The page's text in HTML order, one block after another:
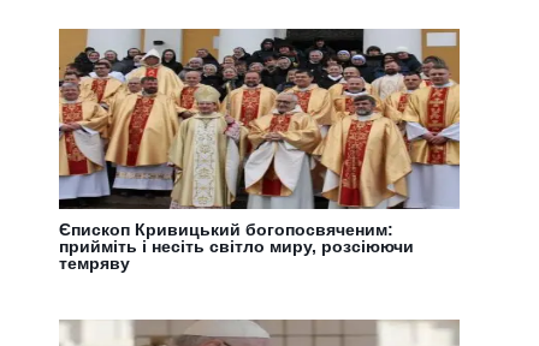
Єпископ Кривицький богопосвяченим:
прийміть і несіть світло миру, розсіюючи
темряву